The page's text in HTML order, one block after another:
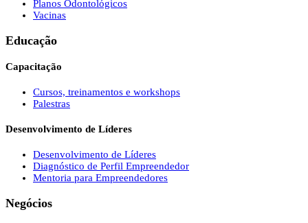
Planos Odontológicos
Vacinas
Educação
Capacitação
Cursos, treinamentos e workshops
Palestras
Desenvolvimento de Líderes
Desenvolvimento de Líderes
Diagnóstico de Perfil Empreendedor
Mentoria para Empreendedores
Negócios